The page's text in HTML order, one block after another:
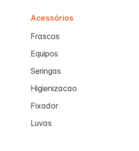
Acessórios
Frascos
Equipos
Seringas
Higienizacao
Fixador
Luvas